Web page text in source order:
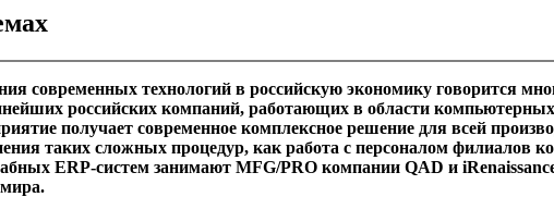
современных технологий в российскую экономику говорится
российских компаний, работающих в области
получает современное комплексное решение для всей
таких сложных процедур, как работа с персоналом филиалов
ERP-систем занимают MFG/PRO компании QAD и